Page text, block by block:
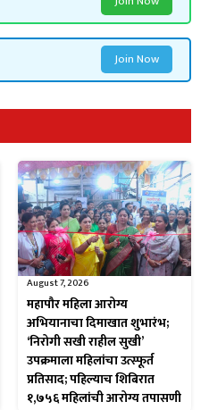
Join Now
August 7, 2026
महापौर महिला आरोग्य
अभियानाचा दिमाखात शुभारंभ;
‘निरोगी सखी राहील सुखी’
उपक्रमाला महिलांचा उत्स्फूर्त
प्रतिसाद; पहिल्याच शिबिरात
१,७५६ महिलांची आरोग्य तपासणी